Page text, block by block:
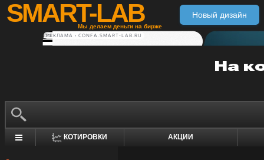
SMART-LAB
Мы делаем деньги на бирже
Новый дизайн
РЕКЛАМА • CONFA.SMART-LAB.RU
КОТИРОВКИ АКЦИИ